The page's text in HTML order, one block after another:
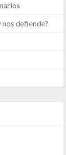
nos defiende?